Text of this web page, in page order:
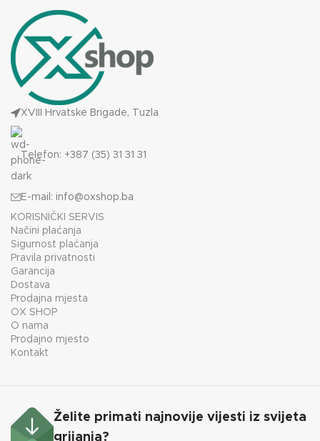
XVIII Hrvatske Brigade, Tuzla
Telefon: +387 (35) 31 31 31
E-mail: info@oxshop.ba
KORISNIČKI SERVIS
Načini plaćanja
Sigurnost plaćanja
Pravila privatnosti
Garancija
Dostava
Prodajna mjesta
OX SHOP
O nama
Prodajno mjesto
Kontakt
Želite primati najnovije vijesti iz svijeta
grijanja?